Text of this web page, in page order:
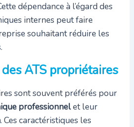
dépendance à l’égard des
internes peut faire
souhaitant réduire les
ATS propriétaires
sont souvent préférés pour
professionnelet leur
. Ces caractéristiques les